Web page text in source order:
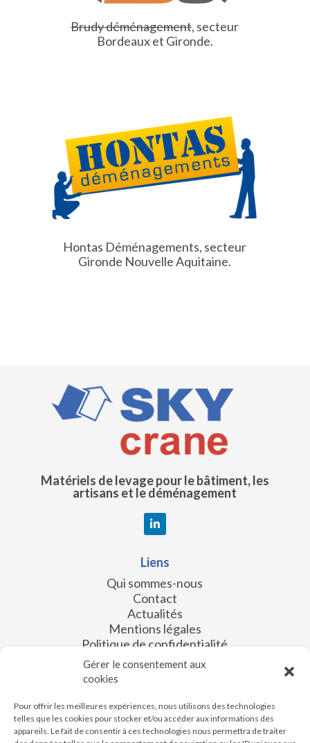
Gérer le consentement aux
cookies
Pour offrir les meilleures expériences, nous utilisons des technologies
telles que les cookies pour stocker et/ou accéder aux informations des
appareils. Le fait de consentir à ces technologies nous permettra de traiter
Brudy déménagement, secteur
Bordeaux et Gironde.
Hontas Déménagements, secteur
Gironde Nouvelle Aquitaine.
Matériels de levage pour le bâtiment, les
artisans et le déménagement
Liens
Qui sommes-nous
Contact
Actualités
Mentions légales
Politique de confidentialité
Les filiales
Alti Services
XL Industries
FRACO sasu